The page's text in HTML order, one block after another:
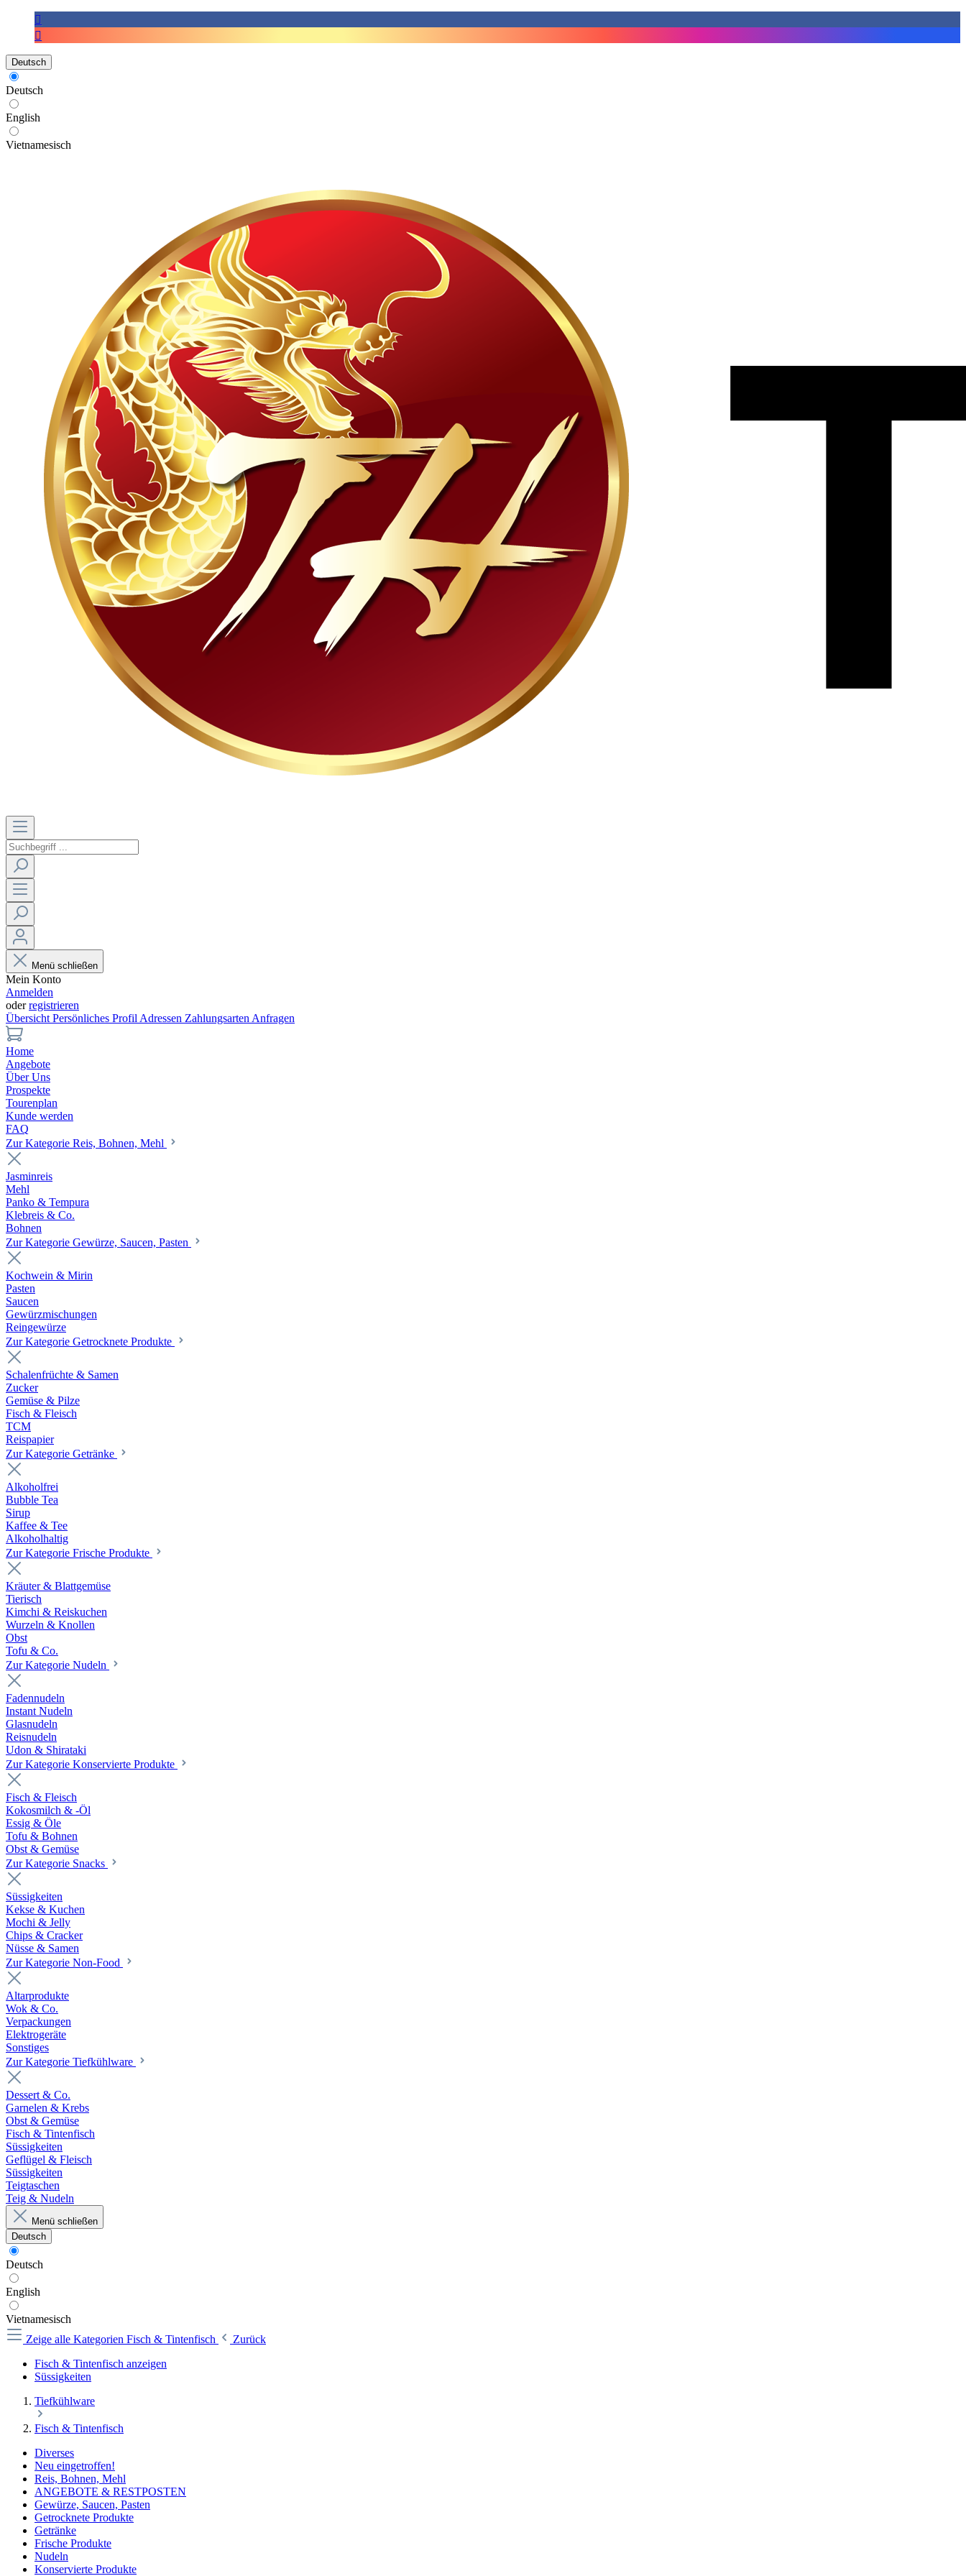
Deutsch
Deutsch
English
Vietnamesisch
Menü schließen
Mein Konto
Anmelden
oderregistrieren
Übersicht Persönliches Profil Adressen Zahlungsarten Anfragen
Home
Angebote
Über Uns
Prospekte
Tourenplan
Kunde werden
FAQ
Zur Kategorie Reis, Bohnen, Mehl
Jasminreis
Mehl
Panko & Tempura
Klebreis & Co.
Bohnen
Zur Kategorie Gewürze, Saucen, Pasten
Kochwein & Mirin
Pasten
Saucen
Gewürzmischungen
Reingewürze
Zur Kategorie Getrocknete Produkte
Schalenfrüchte & Samen
Zucker
Gemüse & Pilze
Fisch & Fleisch
TCM
Reispapier
Zur Kategorie Getränke
Alkoholfrei
Bubble Tea
Sirup
Kaffee & Tee
Alkoholhaltig
Zur Kategorie Frische Produkte
Kräuter & Blattgemüse
Tierisch
Kimchi & Reiskuchen
Wurzeln & Knollen
Obst
Tofu & Co.
Zur Kategorie Nudeln
Fadennudeln
Instant Nudeln
Glasnudeln
Reisnudeln
Udon & Shirataki
Zur Kategorie Konservierte Produkte
Fisch & Fleisch
Kokosmilch & -Öl
Essig & Öle
Tofu & Bohnen
Obst & Gemüse
Zur Kategorie Snacks
Süssigkeiten
Kekse & Kuchen
Mochi & Jelly
Chips & Cracker
Nüsse & Samen
Zur Kategorie Non-Food
Altarprodukte
Wok & Co.
Verpackungen
Elektrogeräte
Sonstiges
Zur Kategorie Tiefkühlware
Dessert & Co.
Garnelen & Krebs
Obst & Gemüse
Fisch & Tintenfisch
Süssigkeiten
Geflügel & Fleisch
Süssigkeiten
Teigtaschen
Teig & Nudeln
Menü schließen
Deutsch
Deutsch
English
Vietnamesisch
Zeige alle Kategorien Fisch & Tintenfisch
Zurück
Fisch & Tintenfisch anzeigen
Süssigkeiten
Tiefkühlware
Fisch & Tintenfisch
Diverses
Neu eingetroffen!
Reis, Bohnen, Mehl
ANGEBOTE & RESTPOSTEN
Gewürze, Saucen, Pasten
Getrocknete Produkte
Getränke
Frische Produkte
Nudeln
Konservierte Produkte